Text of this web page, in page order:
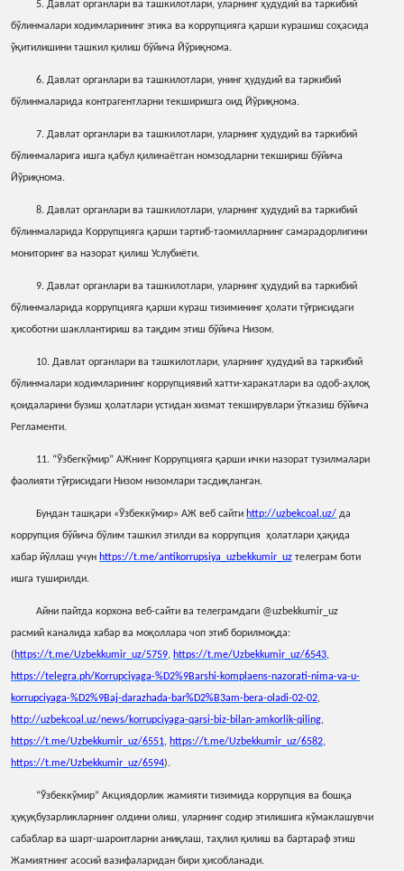
5. Давлат органлари ва ташкилотлари, уларнингҳудудий ва таркибий
бўлинмалари ходимларининг этика ва коррупцияга қарши курашиш соҳасида
ўқитилишини ташкил қилиш бўйича Йўриқнома.
6. Давлат органлари ва ташкилотлари, унингҳудудий ва таркибий
бўлинмаларида контрагентларни текширишга оид Йўриқнома.
7. Давлат органлари ва ташкилотлари, уларнингҳудудий ва таркибий
бўлинмаларига ишга қабул қилинаётган номзодларни текшириш бўйича
Йўриқнома.
8. Давлат органлари ва ташкилотлари, уларнингҳудудий ва таркибий
бўлинмаларида Коррупцияга қарши тартиб-таомилларнинг самарадорлигини
мониторинг ва назорат қилиш Услубиёти.
9. Давлат органлари ва ташкилотлари, уларнингҳудудий ва таркибий
бўлинмаларида коррупцияга қарши кураш тизимининг ҳолати тўғрисидаги
ҳисоботни шакллантириш ва тақдим этиш бўйича Низом.
10. Давлат органлари ва ташкилотлари, уларнингҳудудий ва таркибий
бўлинмалари ходимларининг коррупциявий хатти-харакатлари ва одоб-аҳлоқ
қоидаларини бузиш ҳолатлари устидан хизмат текширувлари ўтказиш бўйича
Регламенти.
11. “Ўзбеrкўмир” АЖнинг Коррупциягақарши ички назорат тузилмалари
фаолияти тўғрисидаги Низом низомлари тасдиқланган.
Бундан ташқари «Ўзбеккўмир» АЖ веб сайти http://uzbekcoal.uz/ да
коррупция бўйича бўлим ташкил этилди ва коррупция ҳолатлари ҳақида
хабар йўллаш учун https://t.me/antikorrupsiya_uzbekkumir_uz телеграм боти
ишга туширилди.
Айни пайтда корхона веб-сайти ва телеграмдаги @uzbekkumir_uz
расмий каналида хабар ва моқоллара чоп этиб борилмоқда:
( https://t.me/Uzbekkumir_uz/5759, https://t.me/Uzbekkumir_uz/6543,
https://telegra.ph/Korrupciyaga-%D2%9Barshi-komplaens-nazorati-nima-va-u-
korrupciyaga-%D2%9Baj-darazhada-bar%D2%B3am-bera-oladi-02-02,
http://uzbekcoal.uz/news/korrupciyaga-qarsi-biz-bilan-amkorlik-qiling,
https://t.me/Uzbekkumir_uz/6551, https://t.me/Uzbekkumir_uz/6582,
https://t.me/Uzbekkumir_uz/6594).
“Ўзбеккўмир” Акциядорлик жамияти тизимида коррупция ва бошқа
ҳуқуқбузарликларнинг олдини олиш, уларнинг содир этилишига кўмаклашувчи
сабаблар ва шарт-шароитларни аниқлаш, таҳлил қилиш ва бартараф этиш
Жамиятнинг асосий вазифаларидан бири ҳисобланади.